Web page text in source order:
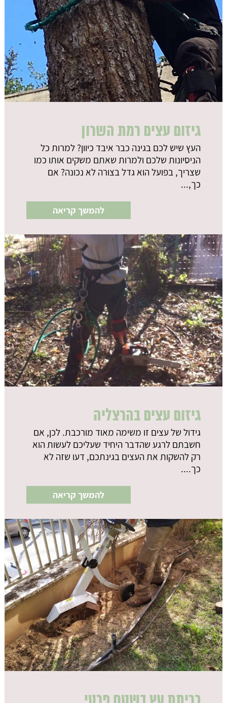
גיזום עצים רמת השרון
העץ שיש לכם בגינה כבר איבד כיוון? למרות כל
הניסיונות שלכם ולמרות שאתם משקים אותו כמו
שצריך, בפועל הוא גדל בצורה לא נכונה? אם
כך,...
להמשך קריאה
גיזום עצים בהרצליה
גידול של עצים זו משימה מאוד מורכבת. לכן, אם
חשבתם לרגע שהדבר היחיד שעליכם לעשות הוא
רק להשקות את העצים בגינתכם, דעו שזה לא
כך....
להמשך קריאה